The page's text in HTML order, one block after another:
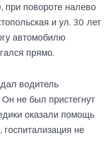
повороте налево
и ул. 30 лет
автомобилю
прямо.
водитель
не был пристегнут
оказали помощь
не